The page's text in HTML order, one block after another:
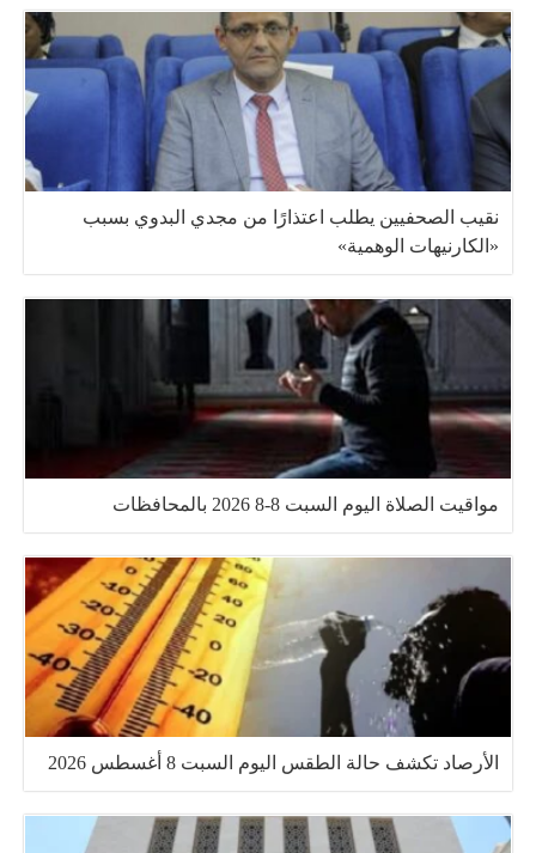
نقيب الصحفيين يطلب اعتذارًا من مجدي البدوي بسبب
«الكارنيهات الوهمية»
مواقيت الصلاة اليوم السبت 8-8 2026 بالمحافظات
الأرصاد تكشف حالة الطقس اليوم السبت 8 أغسطس 2026